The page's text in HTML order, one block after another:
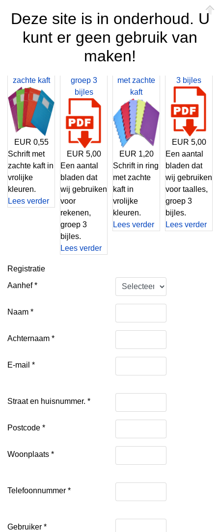
Deze site is in onderhoud. U
kunt er geen gebruik van
maken!
06 47 49 72 14 info@bijschoolwinkel.nl
bijschoolwinkelshop
zachte kaft
EUR 0,55
Schrift met
zachte kaft in
vrolijke
kleuren.
Lees verder
groep 3
bijles
EUR 5,00
Een aantal
bladen dat
wij gebruiken
voor
rekenen,
groep 3
bijles.
Lees verder
met zachte
kaft
EUR 1,20
Schrift in ring
met zachte
kaft in
vrolijke
kleuren.
Lees verder
3 bijles
EUR 5,00
Een aantal
bladen dat
wij gebruiken
voor taalles,
groep 3
bijles.
Lees verder
Registratie
Aanhef*
Naam *
Achternaam *
E-mail *
Straat en huisnummer. *
Postcode *
Woonplaats *
Telefoonnummer *
Gebruiker *